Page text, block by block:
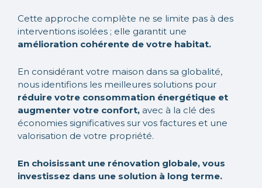
Cette approche complète ne se limite pas à des
interventions isolées ; elle garantit une
amélioration cohérente de votre habitat.
En considérant votre maison dans sa globalité,
nous identifions les meilleures solutions pour
réduire votre consommation énergétique et
augmenter votre confort, avec à la clé des
économies significatives sur vos factures et une
valorisation de votre propriété.
En choisissant une rénovation globale, vous
investissez dans une solution à long terme.